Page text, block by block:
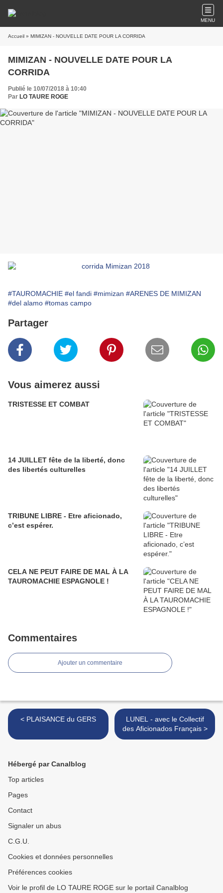
MENU
Accueil » MIMIZAN - NOUVELLE DATE POUR LA CORRIDA
MIMIZAN - NOUVELLE DATE POUR LA
CORRIDA
Publié le 10/07/2018 à 10:40
Par LO TAURE ROGE
#TAUROMACHIE #el fandi #mimizan #ARENES DE MIMIZAN
#del alamo #tomas campo
Partager
Vous aimerez aussi
TRISTESSE ET COMBAT
14 JUILLET fête de la liberté, donc
des libertés culturelles
TRIBUNE LIBRE - Etre aficionado,
c’est espérer.
CELA NE PEUT FAIRE DE MAL À LA
TAUROMACHIE ESPAGNOLE !
Commentaires
Ajouter un commentaire
< PLAISANCE du GERS
LUNEL - avec le Collectif
des Aficionados Français >
Hébergé par Canalblog
Top articles
Pages
Contact
Signaler un abus
C.G.U.
Cookies et données personnelles
Préférences cookies
Voir le profil de LO TAURE ROGE sur le portail Canalblog